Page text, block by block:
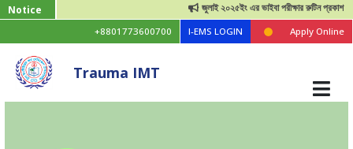
Notice জুলাই ২০২৫ইং এর ভাইবা পরীক্ষার রুটিন প্রকাশ
+8801773600700 I-EMS LOGIN Apply Online
Trauma IMT